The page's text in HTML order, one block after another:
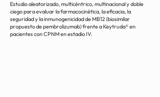
Estudio aleatorizado, multicéntrico, multinacional y doble
ciego para evaluar la farmacocinética, la eficacia, la
seguridad y la inmunogenicidad de MB12 (biosimilar
propuesto de pembrolizumab) frente a Keytruda® en
pacientes con CPNM en estadio IV.